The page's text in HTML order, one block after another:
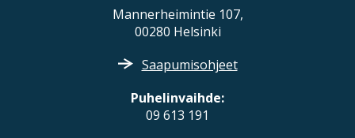
Mannerheimintie 107,
00280 Helsinki
Saapumisohjeet
Puhelinvaihde:
09 613 191